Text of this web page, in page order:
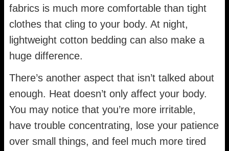
fabrics is much more comfortable than tight
clothes that cling to your body. At night,
lightweight cotton bedding can also make a
huge difference.
There’s another aspect that isn’t talked about
enough. Heat doesn’t only affect your body.
You may notice that you’re more irritable,
have trouble concentrating, lose your patience
over small things, and feel much more tired